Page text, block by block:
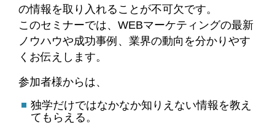
の情報を取り入れることが不可欠です。
このセミナーでは、WEBマーケティングの最新
ノウハウや成功事例、業界の動向を分かりやす
くお伝えします。
参加者様からは、
独学だけではなかなか知りえない情報を教え
てもらえる。